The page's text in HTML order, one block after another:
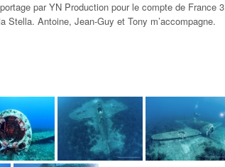
par YN Production pour le compte de France 3
Stella. Antoine, Jean-Guy et Tony m’accompagne.